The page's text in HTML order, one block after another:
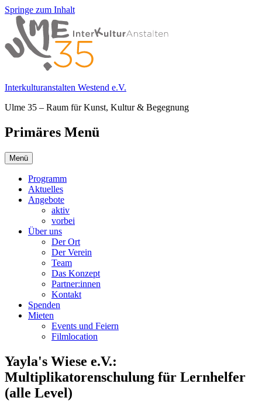
Springe zum Inhalt
Interkulturanstalten Westend e.V.
Ulme 35 – Raum für Kunst, Kultur & Begegnung
Primäres Menü
Menü
Programm
Aktuelles
Angebote
aktiv
vorbei
Über uns
Der Ort
Der Verein
Team
Das Konzept
Partner:innen
Kontakt
Spenden
Mieten
Events und Feiern
Filmlocation
Yayla's Wiese e.V.:
Multiplikatorenschulung für Lernhelfer
(alle Level)